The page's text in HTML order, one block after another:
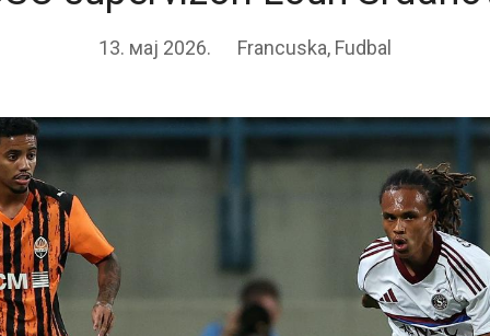
13. мај 2026. Francuska, Fudbal